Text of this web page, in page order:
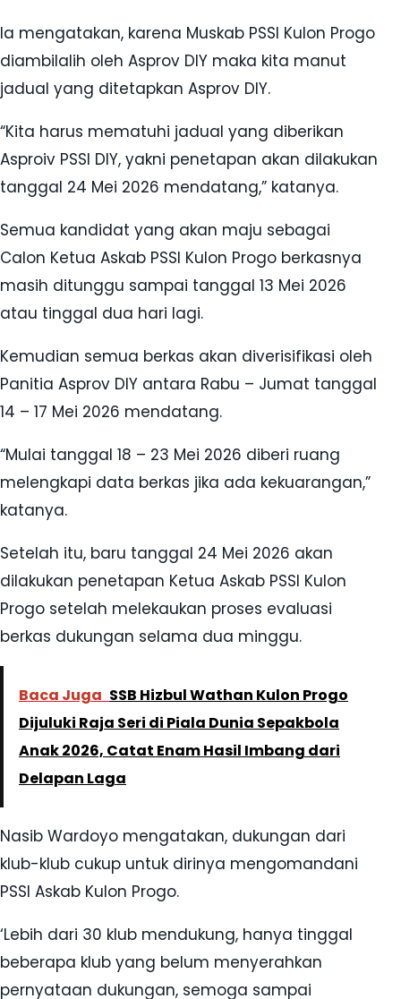
Ia mengatakan, karena Muskab PSSI Kulon Progo
diambilalih oleh Asprov DIY maka kita manut
jadual yang ditetapkan Asprov DIY.
“Kita harus mematuhi jadual yang diberikan
Asproiv PSSI DIY, yakni penetapan akan dilakukan
tanggal 24 Mei 2026 mendatang,” katanya.
Semua kandidat yang akan maju sebagai
Calon Ketua Askab PSSI Kulon Progo berkasnya
masih ditunggu sampai tanggal 13 Mei 2026
atau tinggal dua hari lagi.
Kemudian semua berkas akan diverisifikasi oleh
Panitia Asprov DIY antara Rabu – Jumat tanggal
14 – 17 Mei 2026 mendatang.
“Mulai tanggal 18 – 23 Mei 2026 diberi ruang
melengkapi data berkas jika ada kekuarangan,”
katanya.
Setelah itu, baru tanggal 24 Mei 2026 akan
dilakukan penetapan Ketua Askab PSSI Kulon
Progo setelah melekaukan proses evaluasi
berkas dukungan selama dua minggu.
Baca Juga SSB Hizbul Wathan Kulon Progo
Dijuluki Raja Seri di Piala Dunia Sepakbola
Anak 2026, Catat Enam Hasil Imbang dari
Delapan Laga
Nasib Wardoyo mengatakan, dukungan dari
klub-klub cukup untuk dirinya mengomandani
PSSI Askab Kulon Progo.
‘Lebih dari 30 klub mendukung, hanya tinggal
beberapa klub yang belum menyerahkan
pernyataan dukungan, semoga sampai